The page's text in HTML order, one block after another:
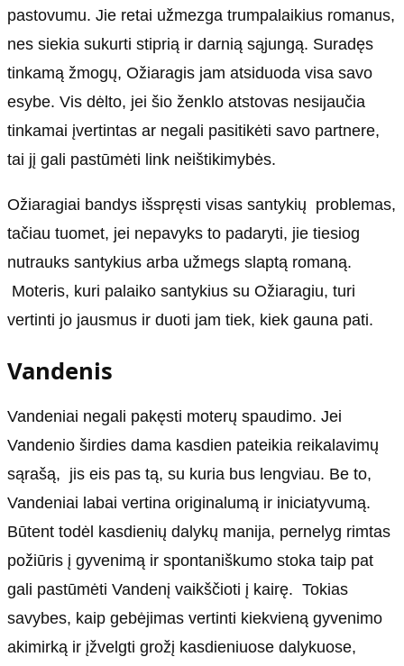
pastovumu. Jie retai užmezga trumpalaikius romanus,
nes siekia sukurti stiprią ir darnią sąjungą. Suradęs
tinkamą žmogų, Ožiaragis jam atsiduoda visa savo
esybe. Vis dėlto, jei šio ženklo atstovas nesijaučia
tinkamai įvertintas ar negali pasitikėti savo partnere,
tai jį gali pastūmėti link neištikimybės.
Ožiaragiai bandys išspręsti visas santykių problemas,
tačiau tuomet, jei nepavyks to padaryti, jie tiesiog
nutrauks santykius arba užmegs slaptą romaną.
Moteris, kuri palaiko santykius su Ožiaragiu, turi
vertinti jo jausmus ir duoti jam tiek, kiek gauna pati.
Vandenis
Vandeniai negali pakęsti moterų spaudimo. Jei
Vandenio širdies dama kasdien pateikia reikalavimų
sąrašą, jis eis pas tą, su kuria bus lengviau. Be to,
Vandeniai labai vertina originalumą ir iniciatyvumą.
Būtent todėl kasdienių dalykų manija, pernelyg rimtas
požiūris į gyvenimą ir spontaniškumo stoka taip pat
gali pastūmėti Vandenį vaikščioti į kairę. Tokias
savybes, kaip gebėjimas vertinti kiekvieną gyvenimo
akimirką ir įžvelgti grožį kasdieniuose dalykuose,